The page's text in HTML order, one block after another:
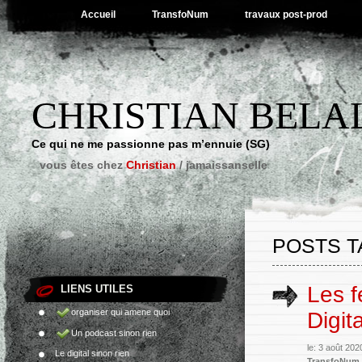
Accueil TransfoNum travaux post-prod
CHRISTIAN
Ce qui ne me passionne pas m’ennuie (SG)
vous êtes chezChristian/ jamaissanselle
LIENS UTILES
organiser qui amene quoi
Un podcast sinon rien
Le digital sinon rien
POSTS
Les
le: 3 août